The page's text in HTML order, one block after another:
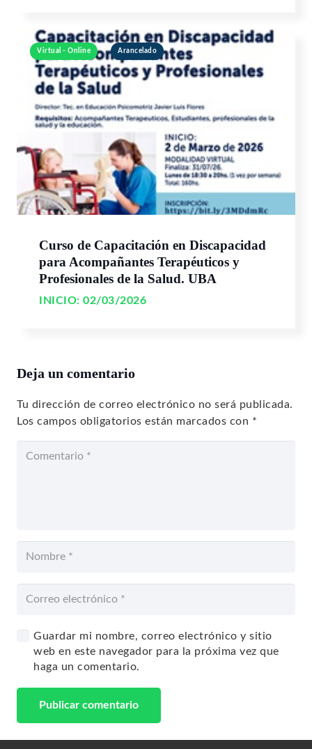
Virtual - Online Arancelado
Curso de Capacitación en Discapacidad
para Acompañantes Terapéuticos y
Profesionales de la Salud. UBA
INICIO:02/03/2026
Deja un comentario
Tu dirección de correo electrónico no será publicada.
Los campos obligatorios están marcados con *
Guardar mi nombre, correo electrónico y sitio
web en este navegador para la próxima vez que
haga un comentario.
Publicar comentario